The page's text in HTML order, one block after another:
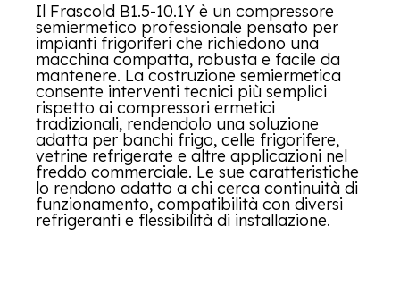
Il Frascold B1.5-10.1Y è un compressore
semiermetico professionale pensato per
impianti frigoriferi che richiedono una
macchina compatta, robusta e facile da
mantenere. La costruzione semiermetica
consente interventi tecnici più semplici
rispetto ai compressori ermetici
tradizionali, rendendolo una soluzione
adatta per banchi frigo, celle frigorifere,
vetrine refrigerate e altre applicazioni nel
freddo commerciale. Le sue caratteristiche
lo rendono adatto a chi cerca continuità di
funzionamento, compatibilità con diversi
refrigeranti e flessibilità di installazione.